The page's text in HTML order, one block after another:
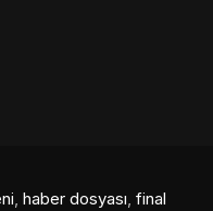
, haber dosyası, final